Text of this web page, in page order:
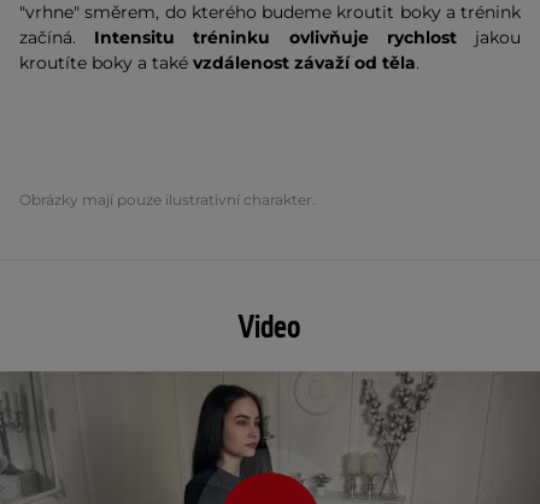
"vrhne" směrem, do kterého budeme kroutit boky a trénink
začíná. Intensitu tréninku ovlivňuje rychlostjakou
kroutíte boky a také vzdálenost závaží od těla.
Obrázky mají pouze ilustrativní charakter.
Video